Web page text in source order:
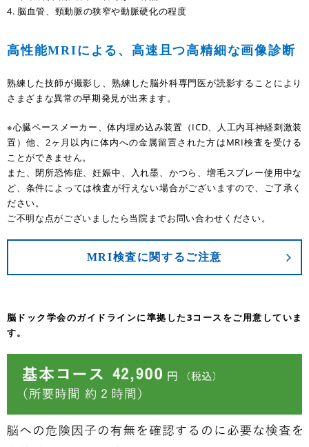
4. 脳血管、頸動脈の狭窄や動脈硬化の程度
高性能MRIによる、高速且つ高精細な画像診断
熟練した技師が撮影し、熟練した脳外科専門医が読影することにより
さまざまな異常の早期発見が出来ます。
※心臓ペースメーカー、体内埋め込み装置（ICD、人工内耳神経刺激装
置）他、2ヶ月以内に体内への金属留置された方はMRI検査を受ける
ことができません。
また、閉所恐怖症、妊娠中、入れ墨、かつら、増毛スプレー使用中な
ど、条件によっては検査が行えない場合がございますので、ご了承く
ださい。
ご不明な点がございましたら当院までお問い合わせください。
MRI検査に関するご注意
脳ドック学会のガイドラインに準拠した3コースをご用意していま
す。